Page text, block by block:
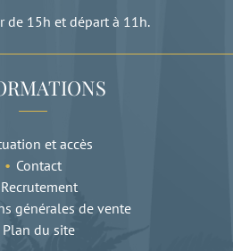
de 15h et départ à 11h.
et accès
Contact
Recrutement
générales de vente
Plan du site